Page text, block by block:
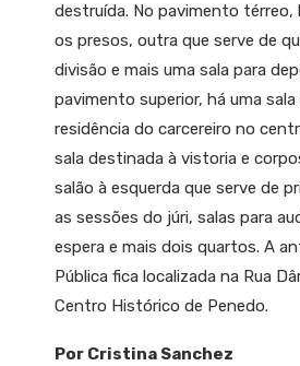
destruída. No pavimento térreo,
os presos, outra que serve de
divisão e mais uma sala para
pavimento superior, há uma
residência do carcereiro no
sala destinada à vistoria e
salão à esquerda que serve de
as sessões do júri, salas para
espera e mais dois quartos. A
Pública fica localizada na Rua
Centro Histórico de Penedo.
Por Cristina Sanchez